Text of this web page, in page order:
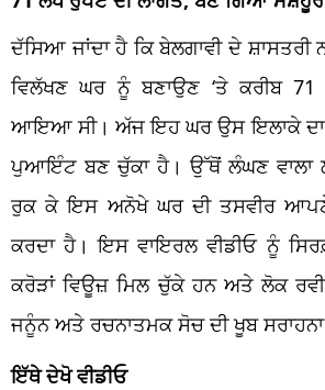
ਦੱਸਿਆ ਜਾਂਦਾ ਹੈ ਕਿ ਬੇਲਗਾਵੀ ਦੇ
ਵਿਲੱਖਣ ਘਰ ਨੂੰ ਬਣਾਉਣ ‘ਤੇ ਕਰੀਬ
ਆਇਆ ਸੀ। ਅੱਜ ਇਹ ਘਰ ਉਸ ਇਲਾਕੇ ਦਾ
ਪੁਆਇੰਟ ਬਣ ਚੁੱਕਾ ਹੈ। ਉੱਥੋਂ ਲੰਘਣ ਵਾਲਾ
ਰੁਕ ਕੇ ਇਸ ਅਨੋਖੇ ਘਰ ਦੀ ਤਸਵੀਰ
ਕਰਦਾ ਹੈ। ਇਸ ਵਾਇਰਲ ਵੀਡੀਓ ਨੂੰ
ਕਰੋੜਾਂ ਵਿਊਜ਼ ਮਿਲ ਚੁੱਕੇ ਹਨ ਅਤੇ ਲੋਕ
ਜਨੂੰਨ ਅਤੇ ਰਚਨਾਤਮਕ ਸੋਚ ਦੀ ਖੂਬ
ਇੱਥੇ ਦੇਖੋ ਵੀਡੀਓ